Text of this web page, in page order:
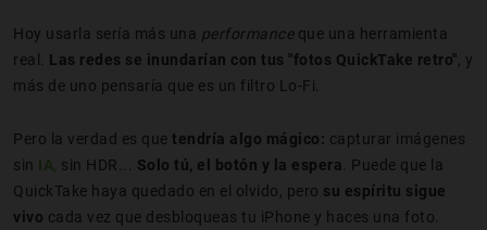
Hoy usarla sería más una performance que una herramienta
real. Las redes se inundarían con tus "fotos QuickTake retro", y
más de uno pensaría que es un filtro Lo-Fi.
Pero la verdad es que tendría algo mágico: capturar imágenes
sin IA, sin HDR... Solo tú, el botón y la espera. Puede que la
QuickTake haya quedado en el olvido, pero su espíritu sigue
vivo cada vez que desbloqueas tu iPhone y haces una foto.